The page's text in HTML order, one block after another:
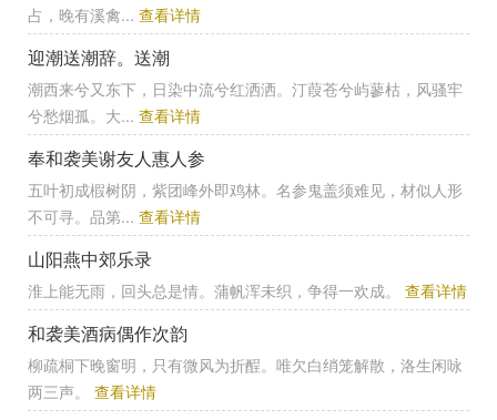
占，晚有溪禽... 查看详情
迎潮送潮辞。送潮
潮西来兮又东下，日染中流兮红洒洒。汀葭苍兮屿蓼枯，风骚牢
兮愁烟孤。大... 查看详情
奉和袭美谢友人惠人参
五叶初成椵树阴，紫团峰外即鸡林。名参鬼盖须难见，材似人形
不可寻。品第... 查看详情
山阳燕中郊乐录
淮上能无雨，回头总是情。蒲帆浑未织，争得一欢成。 查看详情
和袭美酒病偶作次韵
柳疏桐下晚窗明，只有微风为折酲。唯欠白绡笼解散，洛生闲咏
两三声。 查看详情